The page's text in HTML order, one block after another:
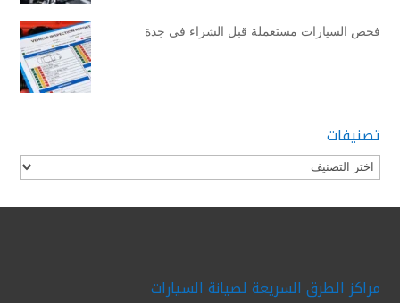
فحص السيارات مستعملة قبل الشراء في جدة
تصنيفات
تصنيفات
مراكز الطرق السريعة لصيانة السيارات